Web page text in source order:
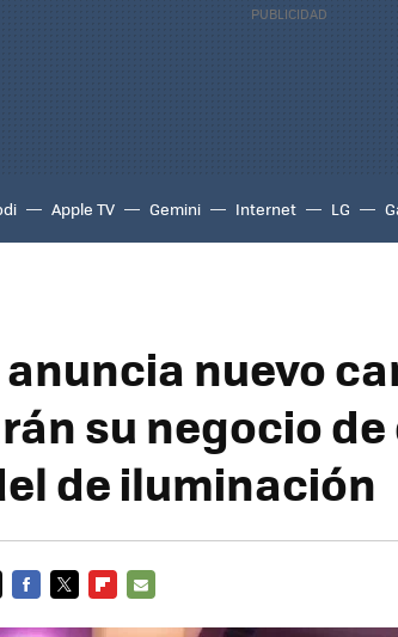
Apple TV Gemini Internet LG
nuevo
su negocio
de iluminación